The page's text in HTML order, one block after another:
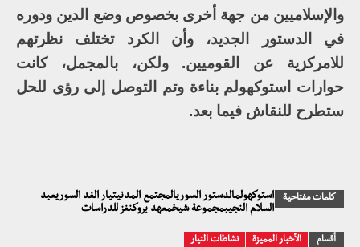
والإسلاميين من جهة أخرى بخصوص وضع الدين ودوره
في الدستور الجديد، وأن الكرد تختلف نظرتهم
للامركزية عن القوميين. ولكن، بالمجمل، كانت
حوارات استوكهولم بناءة وتم التوصل إلى رؤى للحل
ستطرح للنقاش فيما بعد.
كلمات مفتاحية
استوكهولمالدستور السوريالمجتمع المدنيتيار الغد السوريعبد
السلام النجيبمجموعة شيخمعهد بروكنغز للدراسات
أقسام الأخبار المميزة نشاطات التيار